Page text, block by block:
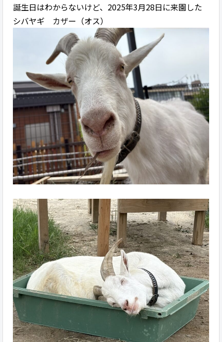
誕生日はわからないけど、2025年3月28日に来園した
シバヤギ カザー（オス）